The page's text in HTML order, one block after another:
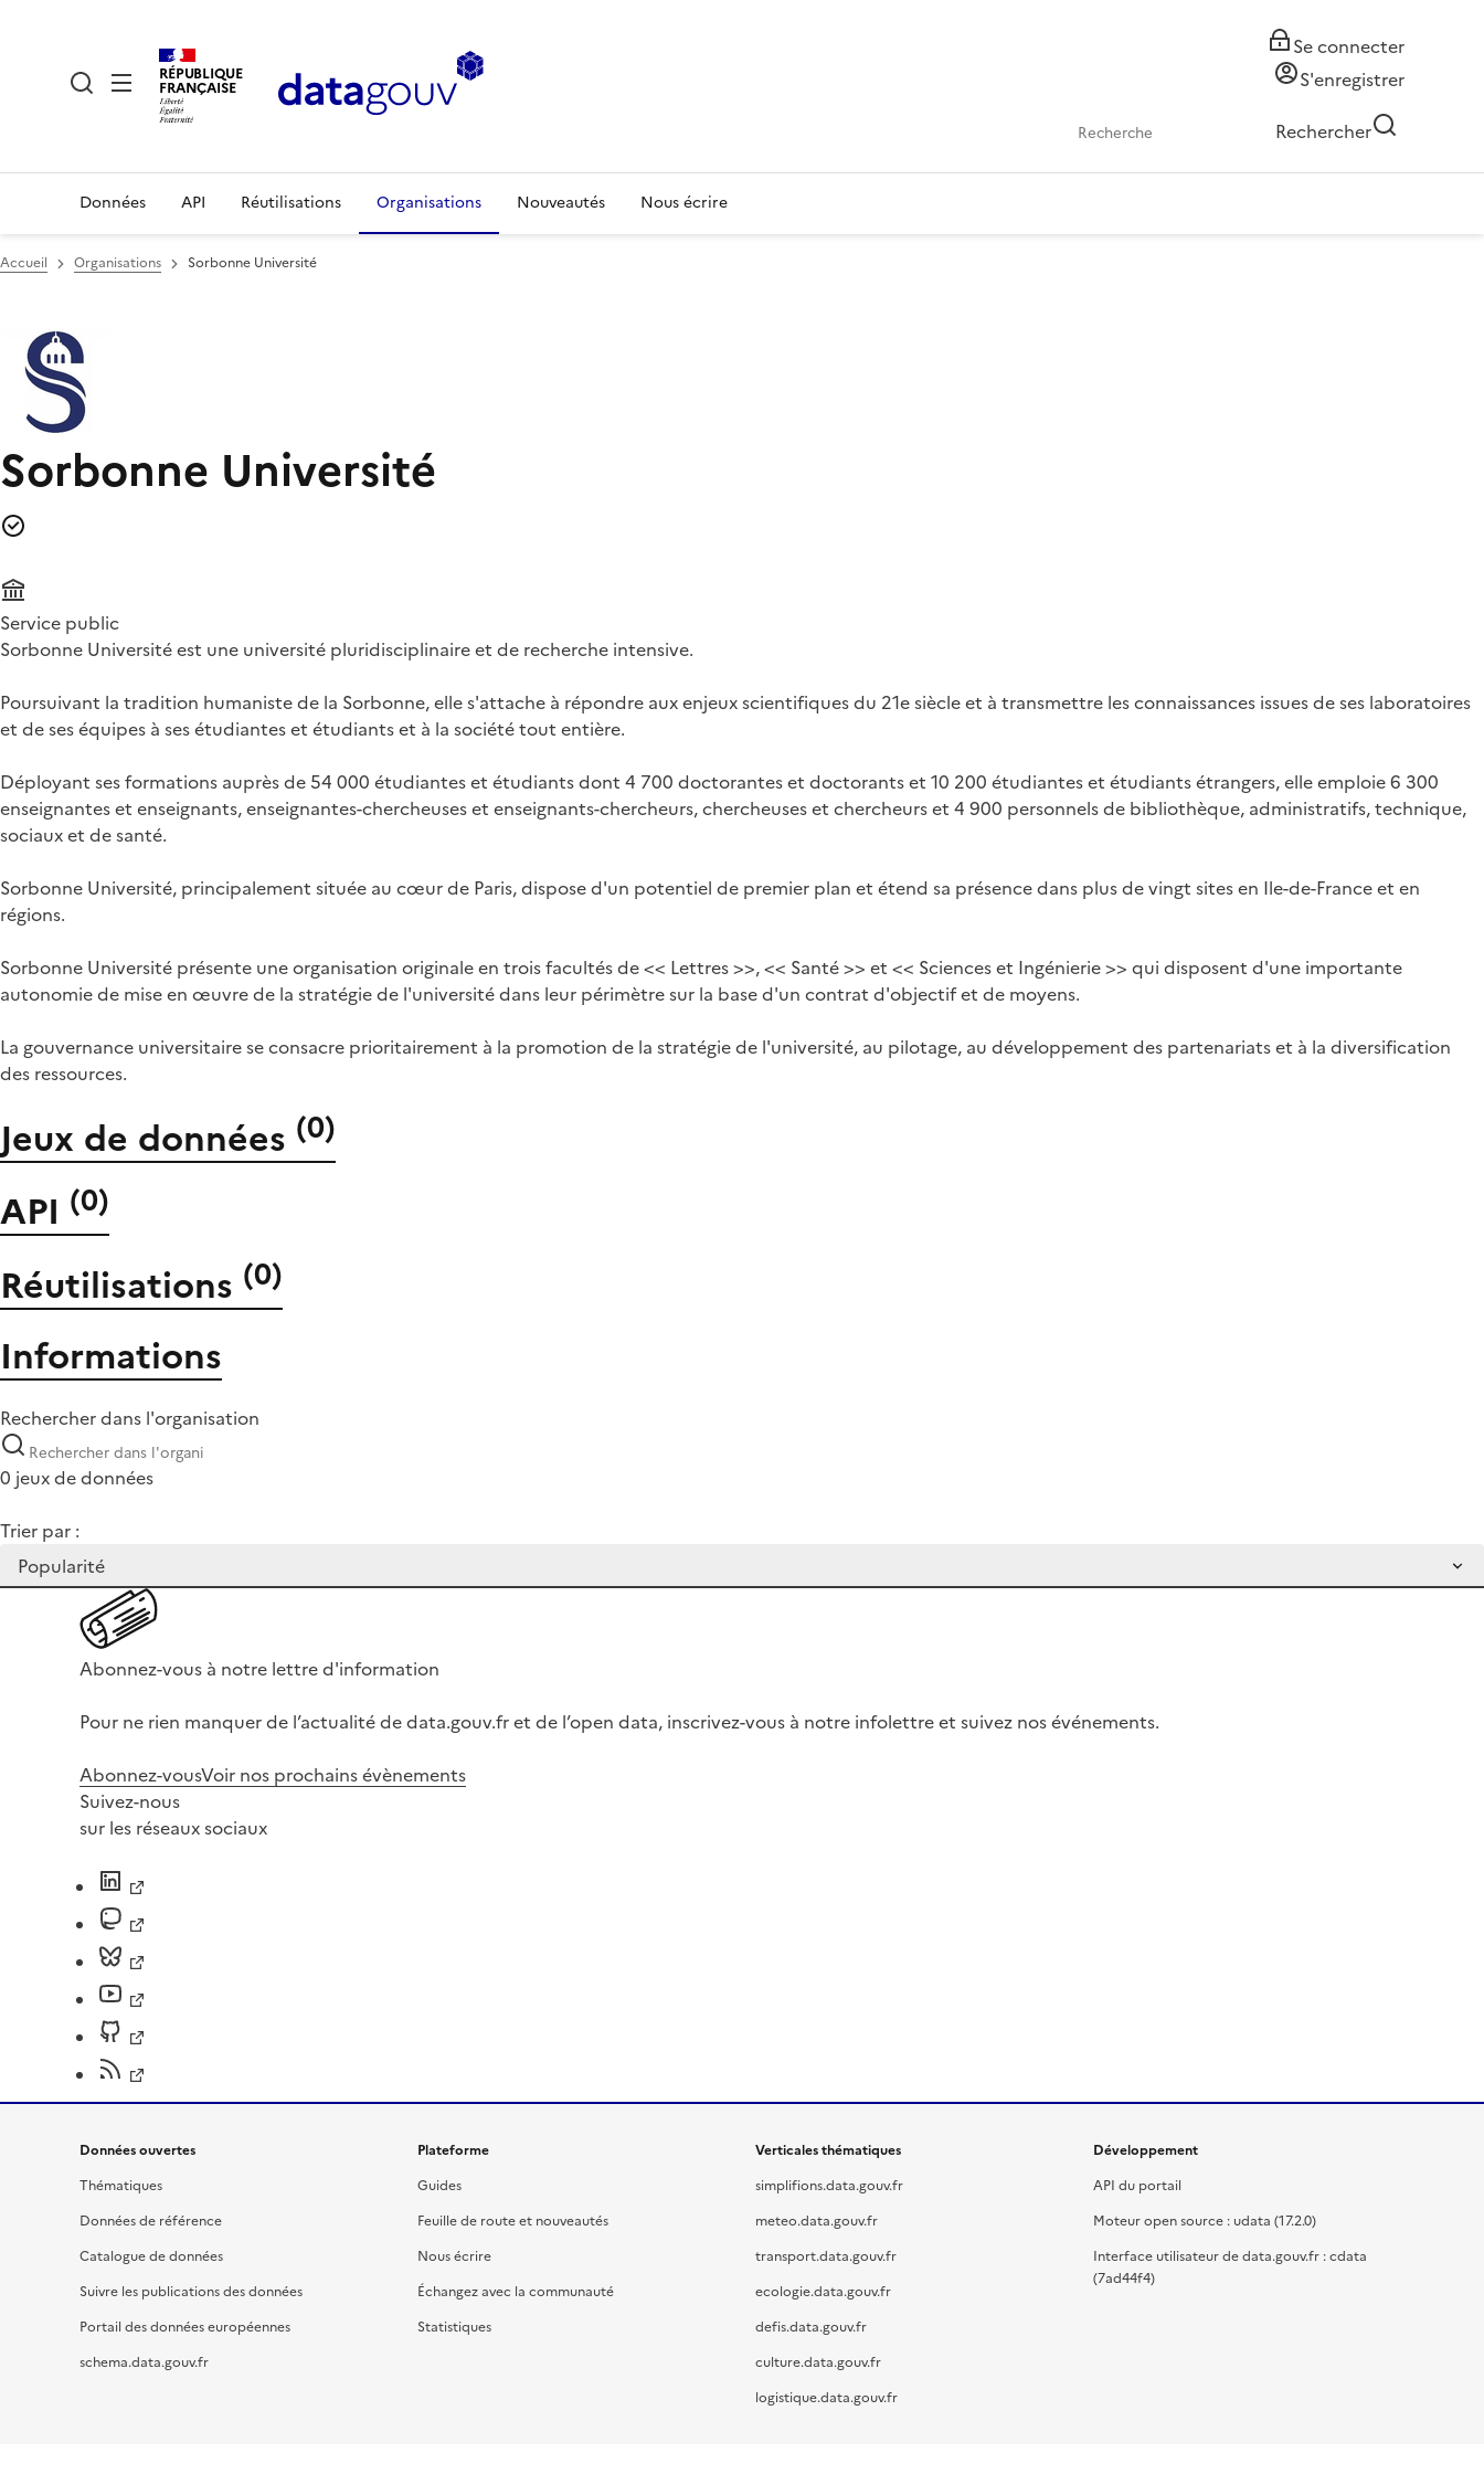
RÉPUBLIQUE
FRANÇAISE
Se connecter
S'enregistrer
Rechercher
Données API Réutilisations Organisations Nouveautés Nous écrire
Accueil Organisations Sorbonne Université
Sorbonne Université
Service public
Sorbonne Université est une université pluridisciplinaire et de recherche intensive.
Poursuivant la tradition humaniste de la Sorbonne, elle s'attache à répondre aux enjeux scientifiques du 21e siècle et à transmettre les connaissances issues de ses laboratoires
et de ses équipes à ses étudiantes et étudiants et à la société tout entière.
Déployant ses formations auprès de 54 000 étudiantes et étudiants dont 4 700 doctorantes et doctorants et 10 200 étudiantes et étudiants étrangers, elle emploie 6 300
enseignantes et enseignants, enseignantes-chercheuses et enseignants-chercheurs, chercheuses et chercheurs et 4 900 personnels de bibliothèque, administratifs, technique,
sociaux et de santé.
Sorbonne Université, principalement située au cœur de Paris, dispose d'un potentiel de premier plan et étend sa présence dans plus de vingt sites en Ile-de-France et en
régions.
Sorbonne Université présente une organisation originale en trois facultés de << Lettres >>, << Santé >> et << Sciences et Ingénierie >> qui disposent d'une importante
autonomie de mise en œuvre de la stratégie de l'université dans leur périmètre sur la base d'un contrat d'objectif et de moyens.
La gouvernance universitaire se consacre prioritairement à la promotion de la stratégie de l'université, au pilotage, au développement des partenariats et à la diversification
des ressources.
Jeux de données (0)
API (0)
Réutilisations (0)
Informations
Rechercher dans l'organisation
0 jeux de données
Trier par :
Abonnez-vous à notre lettre d'information
Pour ne rien manquer de l’actualité de data.gouv.fr et de l’open data, inscrivez-vous à notre infolettre et suivez nos événements.
Abonnez-vousVoir nos prochains évènements
Suivez-nous
sur les réseaux sociaux
Données ouvertes
Thématiques
Données de référence
Catalogue de données
Suivre les publications des données
Portail des données européennes
schema.data.gouv.fr
Plateforme
Guides
Feuille de route et nouveautés
Nous écrire
Échangez avec la communauté
Statistiques
Verticales thématiques
simplifions.data.gouv.fr
meteo.data.gouv.fr
transport.data.gouv.fr
ecologie.data.gouv.fr
defis.data.gouv.fr
culture.data.gouv.fr
logistique.data.gouv.fr
Développement
API du portail
Moteur open source : udata (17.2.0)
Interface utilisateur de data.gouv.fr : cdata
(7ad44f4)